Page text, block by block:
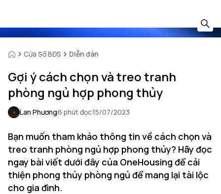
Cửa Sổ BĐS Diễn đàn
Gợi ý cách chọn và treo tranh
phòng ngủ hợp phong thủy
Lan Phương6 phút đọc15/07/2023
Bạn muốn tham khảo thông tin về cách chọn và
treo tranh phòng ngủ hợp phong thủy? Hãy đọc
ngay bài viết dưới đây của OneHousing để cải
thiện phong thủy phòng ngủ để mang lại tài lộc
cho gia đình.